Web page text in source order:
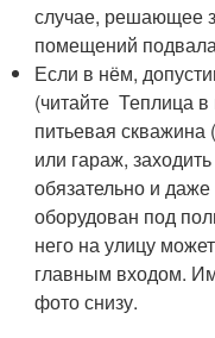
случае, решающее
помещений
Если в нём,
(читайте Теплица
питьевая
или гараж,
обязательно и
оборудован под
него на улицу
главным входом.
фото снизу.